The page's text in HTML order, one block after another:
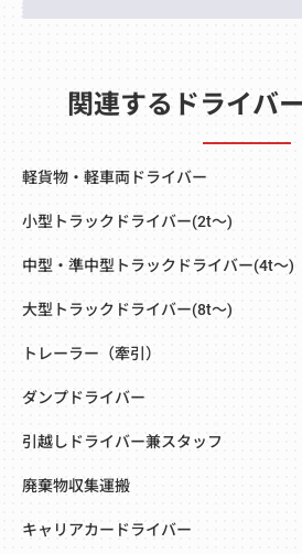
関連するドライバ
軽貨物・軽車両ドライバー
小型トラックドライバー(2t～)
中型・準中型トラックドライバー(4t～)
大型トラックドライバー(8t～)
トレーラー（牽引）
ダンプドライバー
引越しドライバー兼スタッフ
廃棄物収集運搬
キャリアカードライバー